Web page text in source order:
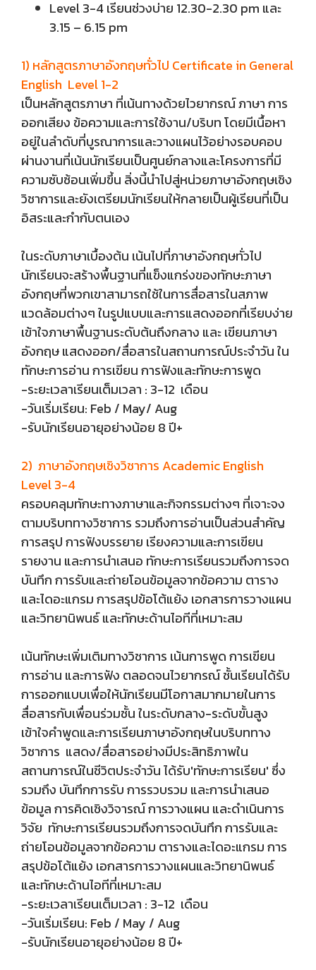
Level 3-4 เรียนช่วงบ่าย 12.30-2.30 pm และ
3.15 – 6.15 pm
1) หลักสูตรภาษาอังกฤษทั่วไป Certificate in General
English Level 1-2
เป็นหลักสูตรภาษา ที่เน้นทางด้วยไวยากรณ์ ภาษา การ
ออกเสียง ข้อความและการใช้งาน/บริบท โดยมีเนื้อหา
อยู่ในลำดับที่บูรณาการและวางแผนไว้อย่างรอบคอบ
ผ่านงานที่เน้นนักเรียนเป็นศูนย์กลางและโครงการที่มี
ความซับซ้อนเพิ่มขึ้น สิ่งนี้นำไปสู่หน่วยภาษาอังกฤษเชิง
วิชาการและยังเตรียมนักเรียนให้กลายเป็นผู้เรียนที่เป็น
อิสระและกำกับตนเอง
ในระดับภาษาเบื้องต้น เน้นไปที่ภาษาอังกฤษทั่วไป
นักเรียนจะสร้างพื้นฐานที่แข็งแกร่งของทักษะภาษา
อังกฤษที่พวกเขาสามารถใช้ในการสื่อสารในสภาพ
แวดล้อมต่างๆ ในรูปแบบและการแสดงออกที่เรียบง่าย
เข้าใจภาษาพื้นฐานระดับต้นถึงกลาง และ เขียนภาษา
อังกฤษ แสดงออก/สื่อสารในสถานการณ์ประจำวัน ใน
ทักษะการอ่าน การเขียน การฟังและทักษะการพูด
-ระยะเวลาเรียนเต็มเวลา : 3-12 เดือน
-วันเริ่มเรียน: Feb / May/ Aug
-รับนักเรียนอายุอย่างน้อย 8 ปี+
2) ภาษาอังกฤษเชิงวิชาการ Academic English
Level 3-4
ครอบคลุมทักษะทางภาษาและกิจกรรมต่างๆ ที่เจาะจง
ตามบริบททางวิชาการ รวมถึงการอ่านเป็นส่วนสำคัญ
การสรุป การฟังบรรยาย เรียงความและการเขียน
รายงาน และการนำเสนอ ทักษะการเรียนรวมถึงการจด
บันทึก การรับและถ่ายโอนข้อมูลจากข้อความ ตาราง
และไดอะแกรม การสรุปข้อโต้แย้ง เอกสารการวางแผน
และวิทยานิพนธ์ และทักษะด้านไอทีที่เหมาะสม
เน้นทักษะเพิ่มเติมทางวิชาการ เน้นการพูด การเขียน
การอ่าน และการฟัง ตลอดจนไวยากรณ์ ชั้นเรียนได้รับ
การออกแบบเพื่อให้นักเรียนมีโอกาสมากมายในการ
สื่อสารกับเพื่อนร่วมชั้น ในระดับกลาง-ระดับขั้นสูง
เข้าใจคำพูดและการเรียนภาษาอังกฤษในบริบททาง
วิชาการ แสดง/สื่อสารอย่างมีประสิทธิภาพใน
สถานการณ์ในชีวิตประจำวัน ได้รับ'ทักษะการเรียน' ซึ่ง
รวมถึง บันทึกการรับ การรวบรวม และการนำเสนอ
ข้อมูล การคิดเชิงวิจารณ์ การวางแผน และดำเนินการ
วิจัย ทักษะการเรียนรวมถึงการจดบันทึก การรับและ
ถ่ายโอนข้อมูลจากข้อความ ตารางและไดอะแกรม การ
สรุปข้อโต้แย้ง เอกสารการวางแผนและวิทยานิพนธ์
และทักษะด้านไอทีที่เหมาะสม
-ระยะเวลาเรียนเต็มเวลา : 3-12 เดือน
-วันเริ่มเรียน: Feb / May / Aug
-รับนักเรียนอายุอย่างน้อย 8 ปี+